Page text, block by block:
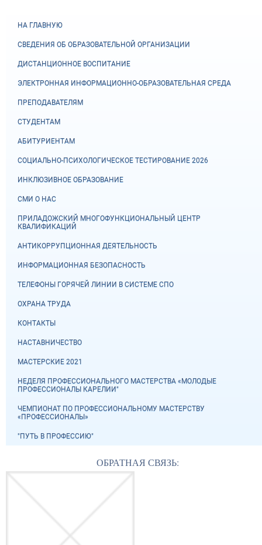
НА ГЛАВНУЮ
СВЕДЕНИЯ ОБ ОБРАЗОВАТЕЛЬНОЙ ОРГАНИЗАЦИИ
ДИСТАНЦИОННОЕ ВОСПИТАНИЕ
ЭЛЕКТРОННАЯ ИНФОРМАЦИОННО-ОБРАЗОВАТЕЛЬНАЯ СРЕДА
ПРЕПОДАВАТЕЛЯМ
СТУДЕНТАМ
АБИТУРИЕНТАМ
СОЦИАЛЬНО-ПСИХОЛОГИЧЕСКОЕ ТЕСТИРОВАНИЕ 2026
ИНКЛЮЗИВНОЕ ОБРАЗОВАНИЕ
СМИ О НАС
ПРИЛАДОЖСКИЙ МНОГОФУНКЦИОНАЛЬНЫЙ ЦЕНТР
КВАЛИФИКАЦИЙ
АНТИКОРРУПЦИОННАЯ ДЕЯТЕЛЬНОСТЬ
ИНФОРМАЦИОННАЯ БЕЗОПАСНОСТЬ
ТЕЛЕФОНЫ ГОРЯЧЕЙ ЛИНИИ В СИСТЕМЕ СПО
ОХРАНА ТРУДА
КОНТАКТЫ
НАСТАВНИЧЕСТВО
МАСТЕРСКИЕ 2021
НЕДЕЛЯ ПРОФЕССИОНАЛЬНОГО МАСТЕРСТВА «МОЛОДЫЕ
ПРОФЕССИОНАЛЫ КАРЕЛИИ"
ЧЕМПИОНАТ ПО ПРОФЕССИОНАЛЬНОМУ МАСТЕРСТВУ
«ПРОФЕССИОНАЛЫ»
"ПУТЬ В ПРОФЕССИЮ"
ОБРАТНАЯ СВЯЗЬ: